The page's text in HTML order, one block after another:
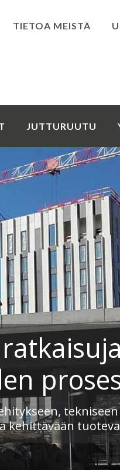
TIETOA MEISTÄ
JUTTURUUTU
tekniseen
kehittävään